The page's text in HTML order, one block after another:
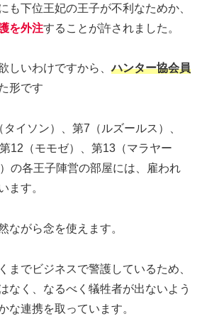
も下位王妃の王子が不利なためか、
を外注することが許されました。
しいわけですから、ハンター協会員
形です
イソン）、第7（ルズールス）、
12（モモゼ）、第13（マラヤー
の各王子陣営の部屋には、雇われ
ます。
ながら念を使えます。
までビジネスで警護しているため、
なく、なるべく犠牲者が出ないよう
な連携を取っています。